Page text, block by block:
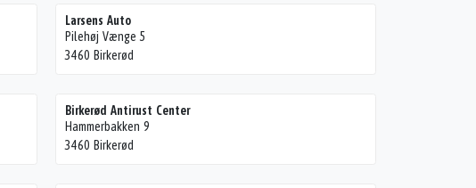
Larsens Auto
Pilehøj Vænge 5
3460 Birkerød
Birkerød Antirust Center
Hammerbakken 9
3460 Birkerød